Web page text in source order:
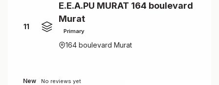
11
E.E.A.PU MURAT 164 boulevard
Murat
Primary
164 boulevard Murat
New No reviews yet